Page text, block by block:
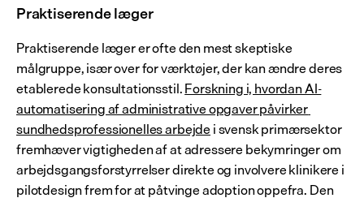
Praktiserende læger
Praktiserende læger er ofte den mest skeptiske
målgruppe, især over for værktøjer, der kan ændre deres
etablerede konsultationsstil. Forskning i, hvordan AI-
automatisering af administrative opgaver påvirker
sundhedsprofessionelles arbejde i svensk primærsektor
fremhæver vigtigheden af at adressere bekymringer om
arbejdsgangsforstyrrelser direkte og involvere klinikere i
pilotdesign frem for at påtvinge adoption oppefra. Den